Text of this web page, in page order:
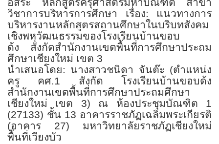
อิสระ หลักสูตรครุศาสตรมหาบัณฑิต สาขา
วิชาการบริหารการศึกษา เรื่อง: แนวทางการ
บริหารงานหลักสูตรสถานศึกษาในบริบทสังคม
เชิงพหุวัฒนธรรมของโรงเรียนบ้านขอบ
ด้ง สังกัดสำนักงานเขตพื้นที่การศึกษาประถม
ศึกษาเชียงใหม่ เขต 3
นำเสนอโดย: นางสาวชนิดา จันต๊ะ (ตำแหน่ง
ครู คศ.1 สังกัด โรงเรียนบ้านขอบด้ง
สำนักงานเขตพื้นที่การศึกษาประถมศึกษา
เชียงใหม่ เขต 3) ณ ห้องประชุมบัณฑิต 1
(27133) ชั้น 13 อาคารราชภัฏเฉลิมพระเกียรติ
(อาคาร 27) มหาวิทยาลัยราชภัฏเชียงใหม่
พื้นที่เวียงบัว